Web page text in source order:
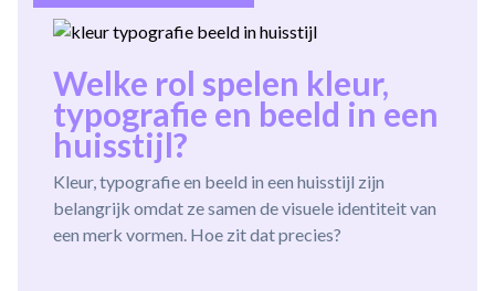
Welke rol spelen kleur,
typografie en beeld in een
huisstijl?
Kleur, typografie en beeld in een huisstijl zijn
belangrijk omdat ze samen de visuele identiteit van
een merk vormen. Hoe zit dat precies?